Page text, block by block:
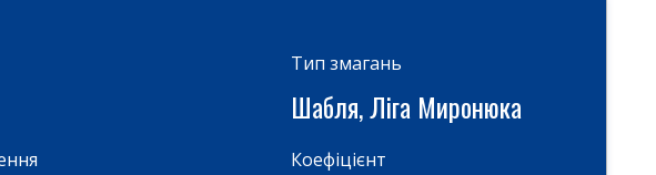
Тип змагань
Шабля, Ліга Миронюка
Коефіцієнт